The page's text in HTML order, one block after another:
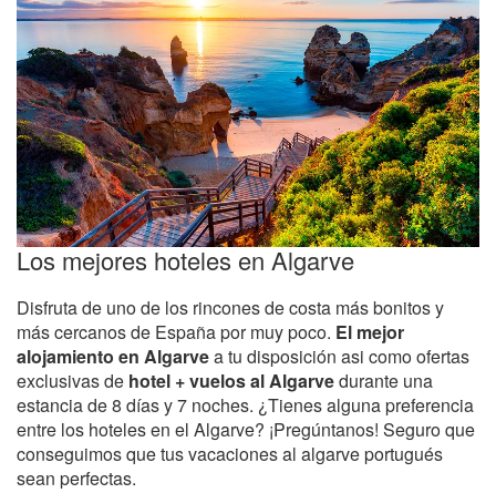
Los mejores hoteles en Algarve
Disfruta de uno de los rincones de costa más bonitos y
más cercanos de España por muy poco. El mejor
alojamiento en Algarvea tu disposición asi como ofertas
exclusivas de hotel + vuelos al Algarvedurante una
estancia de 8 días y 7 noches. ¿Tienes alguna preferencia
entre los hoteles en el Algarve? ¡Pregúntanos! Seguro que
conseguimos que tus vacaciones al algarve portugués
sean perfectas.